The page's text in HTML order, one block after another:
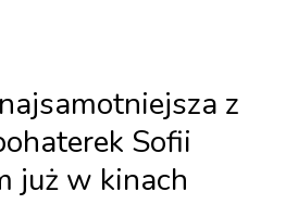
z
Sofii
już w kinach